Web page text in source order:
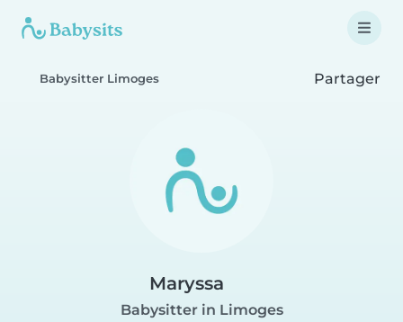
Babysitter Limoges Partager
Maryssa
Babysitter in Limoges